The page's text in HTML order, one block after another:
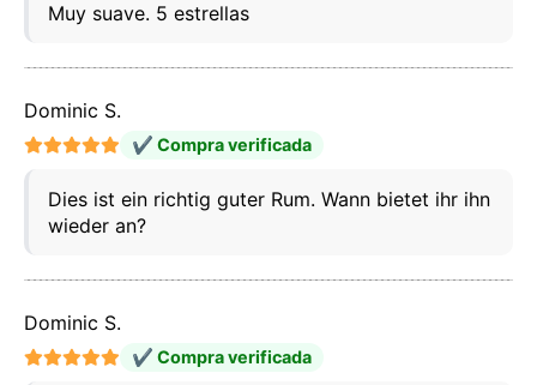
Muy suave. 5 estrellas
Dominic S.
✔ Compra verificada
Dies ist ein richtig guter Rum. Wann bietet ihr ihn
wieder an?
Dominic S.
✔ Compra verificada